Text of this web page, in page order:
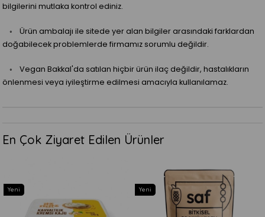
bilgilerini mutlaka kontrol ediniz.
◦ Ürün ambalajı ile sitede yer alan bilgiler arasındaki farklardan
doğabilecek problemlerde firmamız sorumlu değildir.
◦ Vegan Bakkal'da satılan hiçbir ürün ilaç değildir, hastalıkların
önlenmesi veya iyileştirme edilmesi amacıyla kullanılamaz.
En Çok Ziyaret Edilen Ürünler
Yeni Yeni